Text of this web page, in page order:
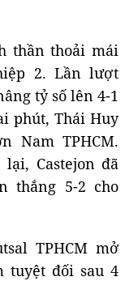
thần thoải mái
2. Lần lượt
tỷ số lên 4-1
phút, Thái Huy
Nam TPHCM.
Castejon đã
thắng 5-2 cho
TPHCM mở
tuyệt đối sau 4